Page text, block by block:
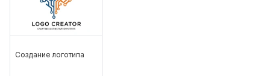
Создание логотипа